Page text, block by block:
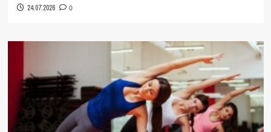
24.07.2026 0